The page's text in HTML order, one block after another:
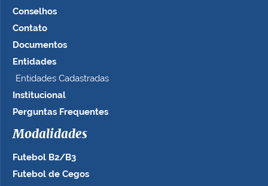
Conselhos
Contato
Documentos
Entidades
Entidades Cadastradas
Institucional
Perguntas Frequentes
Modalidades
Futebol B2/B3
Futebol de Cegos